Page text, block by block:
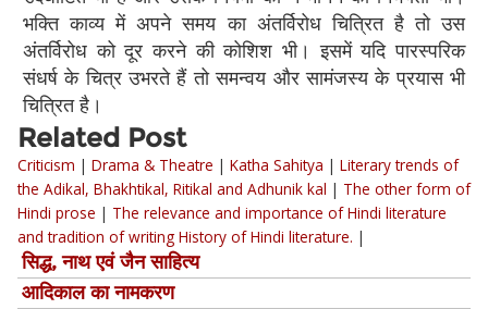
भक्ति काव्य में अपने समय का अंतर्विरोध चित्रित है तो उस
अंतर्विरोध को दूर करने की कोशिश भी। इसमें यदि पारस्परिक
संधर्ष के चित्र उभरते हैं तो समन्वय और सामंजस्य के प्रयास भी
चित्रित है।
Related Post
Criticism | Drama & Theatre | Katha Sahitya | Literary trends of
the Adikal, Bhakhtikal, Ritikal and Adhunik kal | The other form of
Hindi prose | The relevance and importance of Hindi literature
and tradition of writing History of Hindi literature. |
सिद्ध, नाथ एवं जैन साहित्‍य
आदिकाल का नामकरण